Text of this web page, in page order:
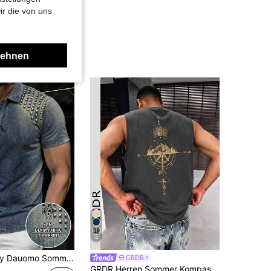
POLO Hemd, Vintage Blau Farbverlauf Muster Design, Street Fashion Stil, Bequemer Stoff, Outdoor Kleidung
4
GRDR
GRDR Herren Sommer Kompass & Bergspitzen Muster Lässiges ärmelloses Trägershirt
die von uns